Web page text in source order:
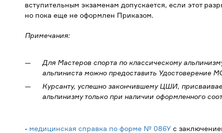
вступительным экзаменам допускается, если этот
но пока еще не оформлен Приказом.
Примечания:
Для Мастеров спорта по классическому
альпиниста можно предоставить Удостоверение
Курсанту, успешно закончившему ЦШИ,
альпинизму только при наличии оформленного
- медицинская справка по форме № 086У с